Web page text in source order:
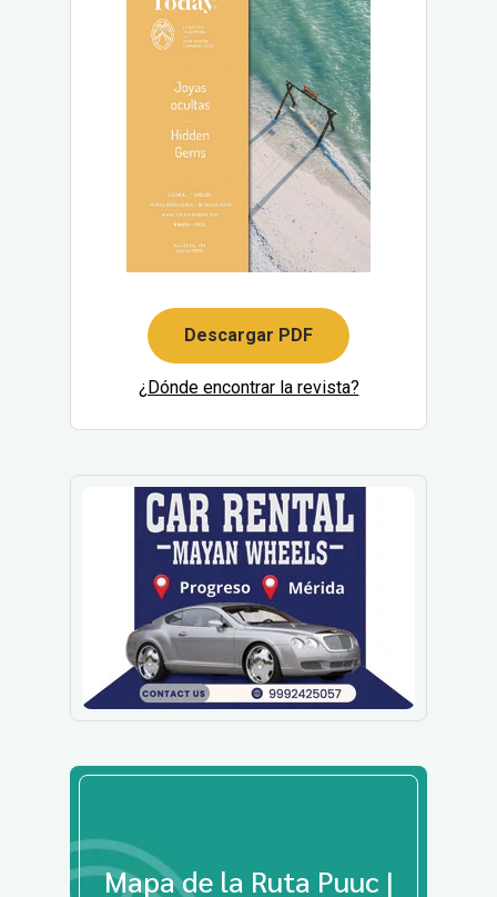
Descargar PDF
¿Dónde encontrar la revista?
Mapa de la Ruta Puuc |